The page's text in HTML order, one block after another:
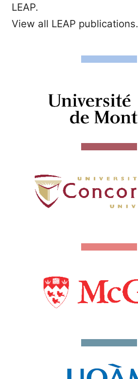
LEAP.
View all LEAP publications.